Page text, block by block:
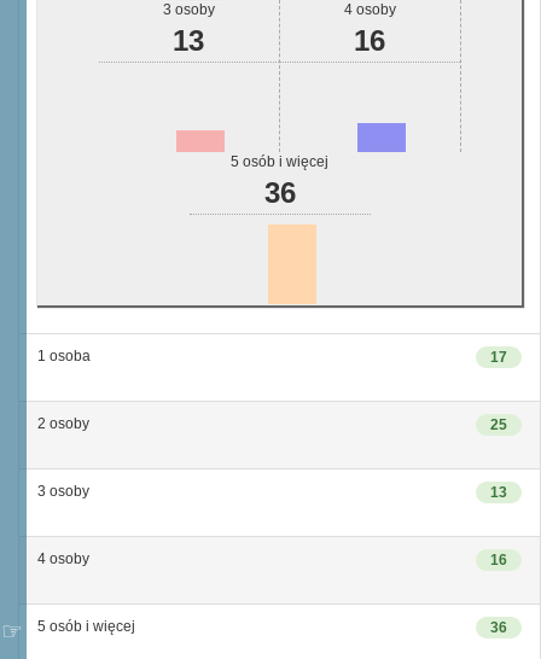
3 osoby
13
4 osoby
16
5 osób i więcej
36
17
1 osoba
25
2 osoby
13
3 osoby
16
4 osoby
36
5 osób i więcej